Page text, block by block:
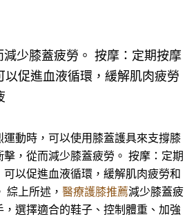
少膝蓋疲勞。 按摩：定期按摩
以促進血液循環，緩解肌肉疲勞
動時，可以使用膝蓋護具來支撐膝
，從而減少膝蓋疲勞。 按摩：定期
以促進血液循環，緩解肌肉疲勞和
綜上所述， 醫療護膝推薦減少膝蓋疲
選擇適合的鞋子、控制體重、加強